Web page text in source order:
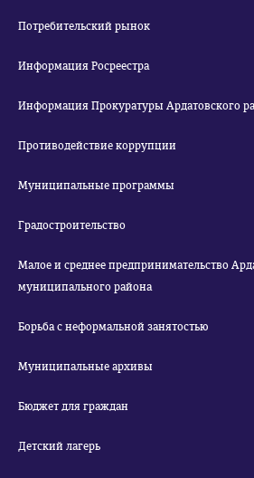
Потребительский рынок
Информация Росреестра
Информация Прокуратуры Ардатовского
Противодействие коррупции
Муниципальные программы
Градостроительство
Малое и среднее предпринимательство
муниципального района
Борьба с неформальной занятостью
Муниципальные архивы
Бюджет для граждан
Детский лагерь